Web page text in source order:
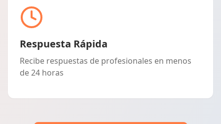
Respuesta Rápida
Recibe respuestas de profesionales en menos
de 24 horas